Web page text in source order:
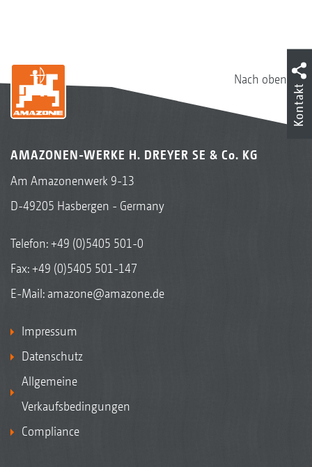
Nach oben
AMAZONEN-WERKE H. DREYER SE & Co. KG
Am Amazonenwerk 9-13
D-49205 Hasbergen - Germany
Telefon:+49 (0)5405 501-0
Fax: +49 (0)5405 501-147
E-Mail: amazone@amazone.de
Impressum
Datenschutz
Allgemeine
Verkaufsbedingungen
Compliance
Kontakt